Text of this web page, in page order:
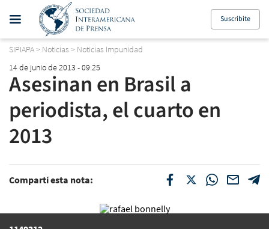
Suscribite
SIPIAPA> Noticias > Noticias Impunidad
14 de junio de 2013 - 09:25
Asesinan en Brasil a
periodista, el cuarto en
2013
Compartí esta nota: